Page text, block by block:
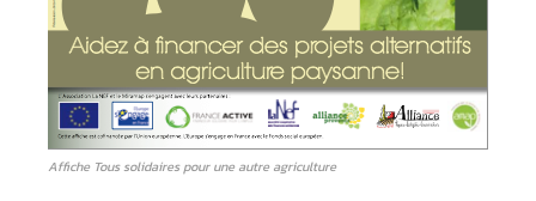
Affiche Tous solidaires pour une autre agriculture